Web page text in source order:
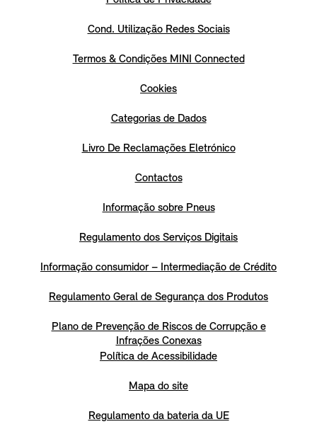
Cond. Utilização Redes Sociais
Termos & Condições MINI Connected
Cookies
Categorias de Dados
Livro De Reclamações Eletrónico
Contactos
Informação sobre Pneus
Regulamento dos Serviços Digitais
Informação consumidor – Intermediação de Crédito
Regulamento Geral de Segurança dos Produtos
Plano de Prevenção de Riscos de Corrupção e
Infrações Conexas
Política de Acessibilidade
Mapa do site
Regulamento da bateria da UE